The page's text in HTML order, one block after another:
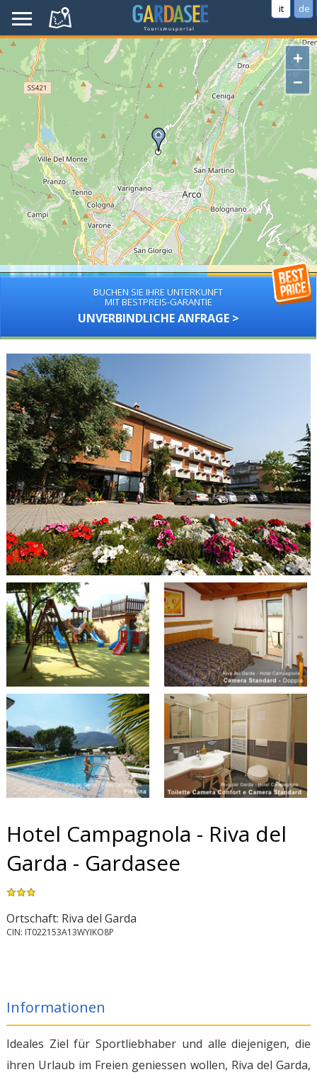
it de
+
−
BUCHEN SIE IHRE UNTERKUNFT
MIT BESTPREIS-GARANTIE
UNVERBINDLICHE ANFRAGE >
Hotel Campagnola - Riva del
Garda - Gardasee
Ortschaft: Riva del Garda
CIN: IT022153A13WYIKO8P
Informationen
Ideales Ziel für Sportliebhaber und alle diejenigen, die
ihren Urlaub im Freien geniessen wollen, Riva del Garda,